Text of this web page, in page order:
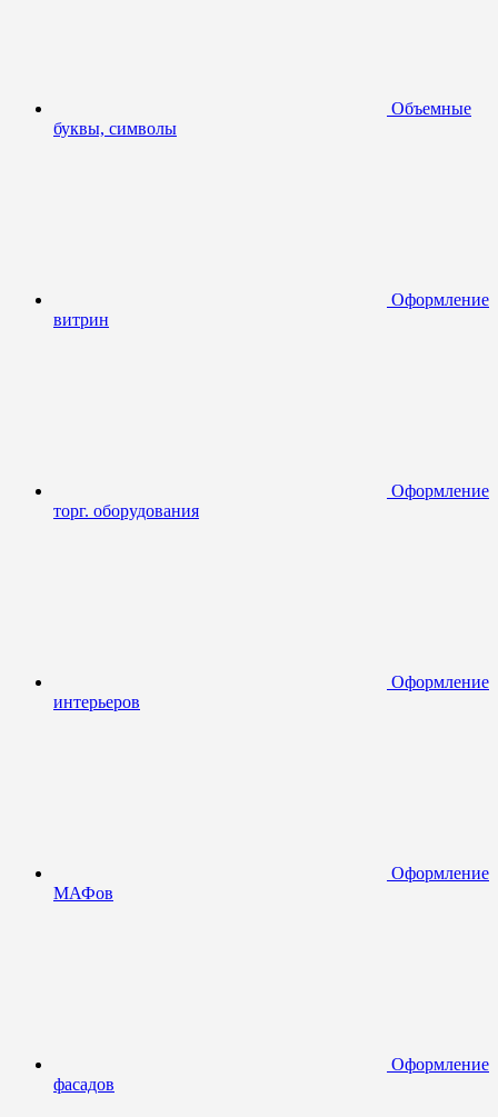
Объемные
буквы, символы
Оформление
витрин
Оформление
торг. оборудования
Оформление
интерьеров
Оформление
МАФов
Оформление
фасадов